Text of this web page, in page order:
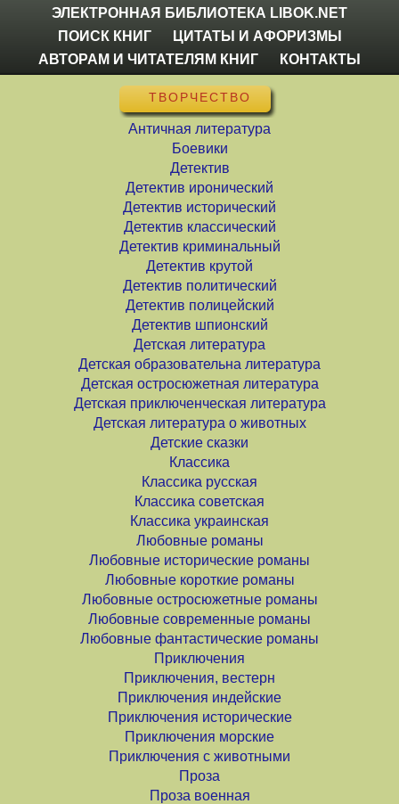
ЭЛЕКТРОННАЯ БИБЛИОТЕКА LIBOK.NET
ПОИСК КНИГ
ЦИТАТЫ И АФОРИЗМЫ
АВТОРАМ И ЧИТАТЕЛЯМ КНИГ
КОНТАКТЫ
ТВОРЧЕСТВО
Античная литература
Боевики
Детектив
Детектив иронический
Детектив исторический
Детектив классический
Детектив криминальный
Детектив крутой
Детектив политический
Детектив полицейский
Детектив шпионский
Детская литература
Детская образовательна литература
Детская остросюжетная литература
Детская приключенческая литература
Детская литература о животных
Детские сказки
Классика
Классика русская
Классика советская
Классика украинская
Любовные романы
Любовные исторические романы
Любовные короткие романы
Любовные остросюжетные романы
Любовные современные романы
Любовные фантастические романы
Приключения
Приключения, вестерн
Приключения индейские
Приключения исторические
Приключения морские
Приключения с животными
Проза
Проза военная